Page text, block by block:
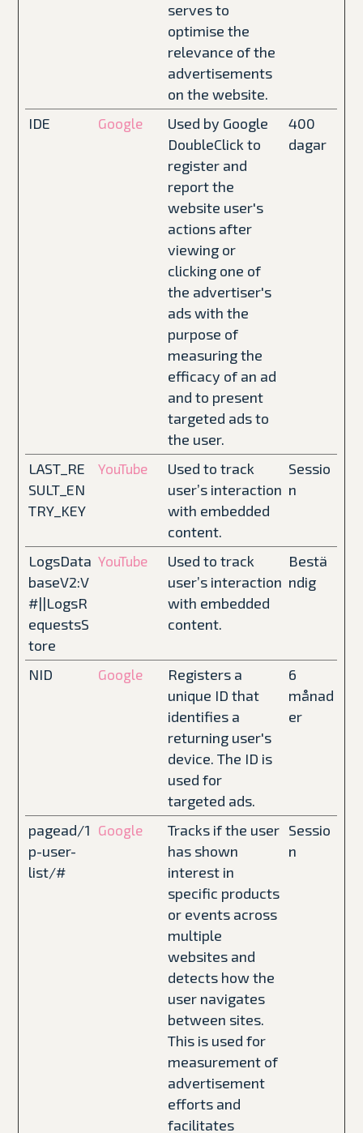
serves to
optimise the
relevance of the
advertisements
on the website.
IDE Google
Used by Google
DoubleClick to
register and
report the
website user's
actions after
viewing or
clicking one of
the advertiser's
ads with the
purpose of
measuring the
efficacy of an ad
and to present
targeted ads to
the user.
400
dagar
LAST_RE
SULT_EN
TRY_KEY
YouTube
Used to track
user’s interaction
with embedded
content.
Sessio
n
LogsData
baseV2:V
#||LogsR
equestsS
tore
YouTube
Used to track
user’s interaction
with embedded
content.
Bestä
ndig
NID Google
Registers a
unique ID that
identifies a
returning user's
device. The ID is
used for
targeted ads.
6
månad
er
pagead/1
p-user-
list/#
Google
Tracks if the user
has shown
interest in
specific products
or events across
multiple
websites and
detects how the
user navigates
between sites.
This is used for
measurement of
advertisement
efforts and
facilitates
Sessio
n